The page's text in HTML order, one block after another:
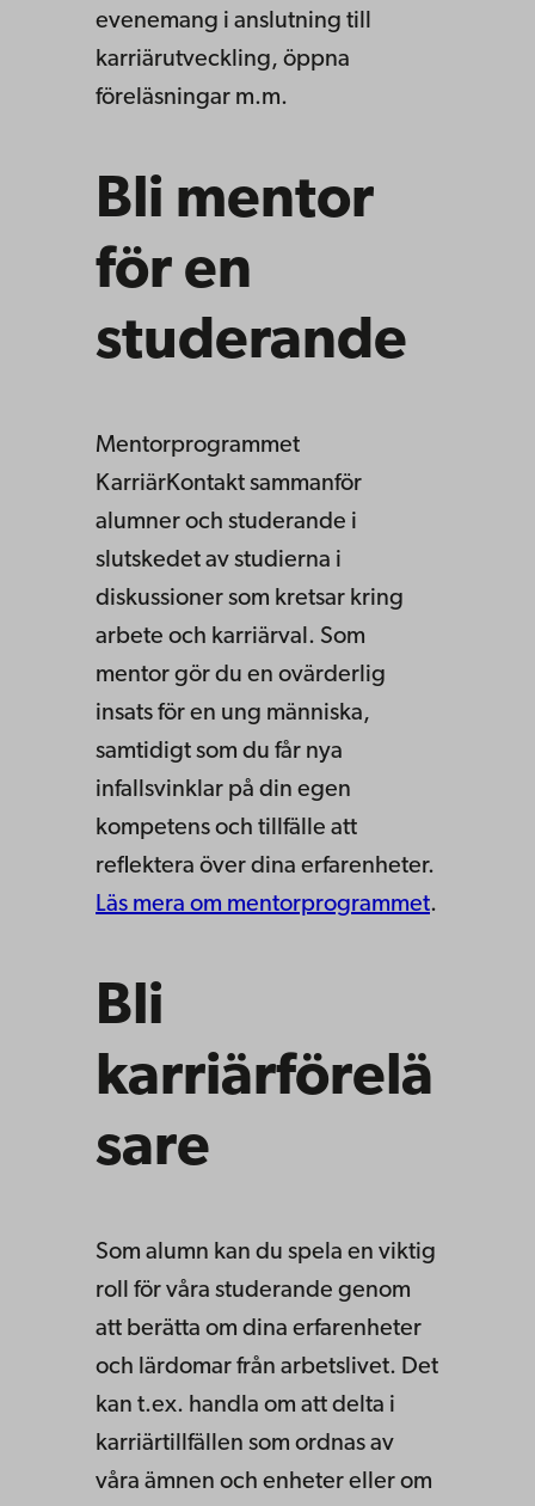
evenemang i anslutning till
karriärutveckling, öppna
föreläsningar m.m.
Bli mentor
för en
studerande
Mentorprogrammet
KarriärKontakt sammanför
alumner och studerande i
slutskedet av studierna i
diskussioner som kretsar kring
arbete och karriärval. Som
mentor gör du en ovärderlig
insats för en ung människa,
samtidigt som du får nya
infallsvinklar på din egen
kompetens och tillfälle att
reflektera över dina erfarenheter.
Läs mera om mentorprogrammet.
Bli
karriärförelä
sare
Som alumn kan du spela en viktig
roll för våra studerande genom
att berätta om dina erfarenheter
och lärdomar från arbetslivet. Det
kan t.ex. handla om att delta i
karriärtillfällen som ordnas av
våra ämnen och enheter eller om